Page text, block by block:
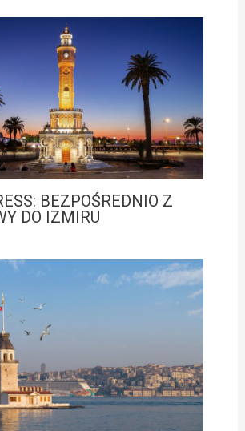
BEZPOŚREDNIO Z
DO IZMIRU